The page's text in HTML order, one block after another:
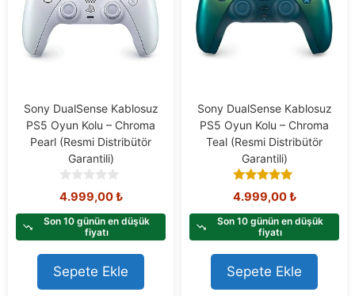
Sony DualSense Kablosuz
PS5 Oyun Kolu – Chroma
Pearl (Resmi Distribütör
Garantili)
0
o
u
5
4.999,00₺
Son 10 günün en düşük
fiyatı
Sepete Ekle
Sony DualSense Kablosuz
PS5 Oyun Kolu – Chroma
Teal (Resmi Distribütör
Garantili)
5.00
out of 5
4.999,00₺
Son 10 günün en düşük
fiyatı
Sepete Ekle